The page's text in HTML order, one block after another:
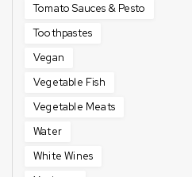
Tomato Sauces & Pesto
Toothpastes
Vegan
Vegetable Fish
Vegetable Meats
Water
White Wines